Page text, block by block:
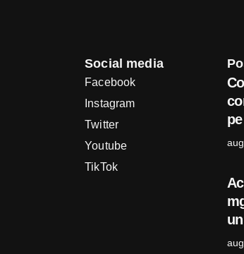
Social media
Facebook
Instagram
Twitter
Youtube
TikTok